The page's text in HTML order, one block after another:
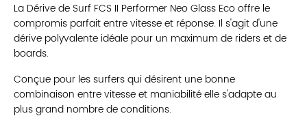
La Dérive de Surf FCS II Performer Neo Glass Eco offre le
compromis parfait entre vitesse et réponse. Il s'agit d'une
dérive polyvalente idéale pour un maximum de riders et de
boards.
Conçue pour les surfers qui désirent une bonne
combinaison entre vitesse et maniabilité elle s'adapte au
plus grand nombre de conditions.